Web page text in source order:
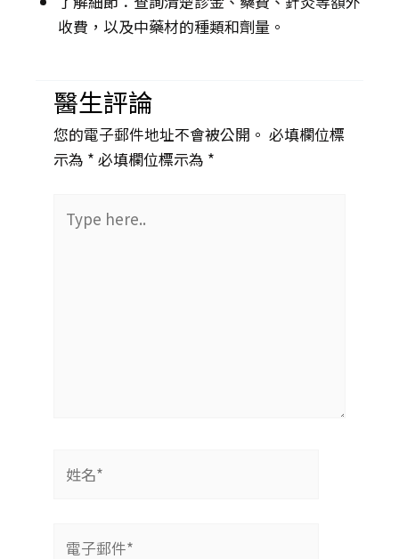
收費，以及中藥材的種類和劑量。
醫生評論
您的電子郵件地址不會被公開。 必填欄位標
示為 * 必填欄位標示為 *
here..
名